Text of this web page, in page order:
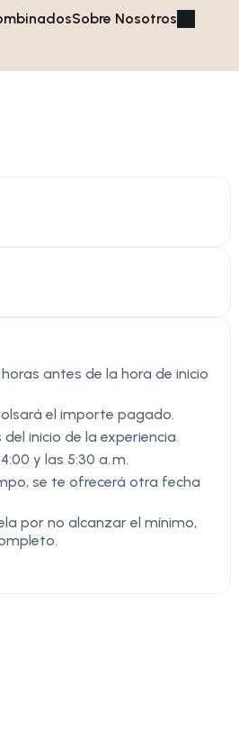
Sobre Nosotros
antes de la hora de inicio
el importe pagado.
inicio de la experiencia.
y las 5:30 a. m.
se te ofrecerá otra fecha
por no alcanzar el mínimo,